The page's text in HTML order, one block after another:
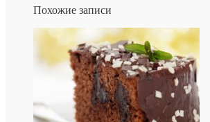
Похожие записи